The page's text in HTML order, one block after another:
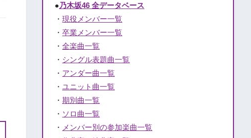
●乃木坂46 全データベース
・現役メンバー一覧
・卒業メンバー一覧
・全楽曲一覧
・ シングル表題曲一覧
・ アンダー曲一覧
・ユニット曲一覧
・期別曲一覧
・ ソロ曲一覧
・ メンバー別の参加楽曲一覧